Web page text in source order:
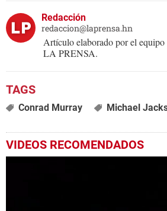
Redacción
redaccion@laprensa.hn
Artículo elaborado por el
LA PRENSA.
Conrad Murray Michael
VIDEOS RECOMENDADOS